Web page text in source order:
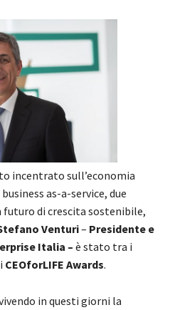
incentrato sull’economia
as-a-service, due
di crescita sostenibile,
Venturi– Presidente e
Italia – è stato tra i
CEOforLIFE Awards.
in questi giorni la